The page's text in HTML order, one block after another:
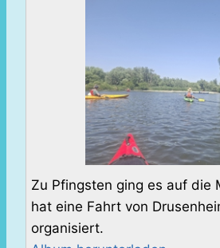
Zu Pfingsten ging es auf die
hat eine Fahrt von
organisiert.